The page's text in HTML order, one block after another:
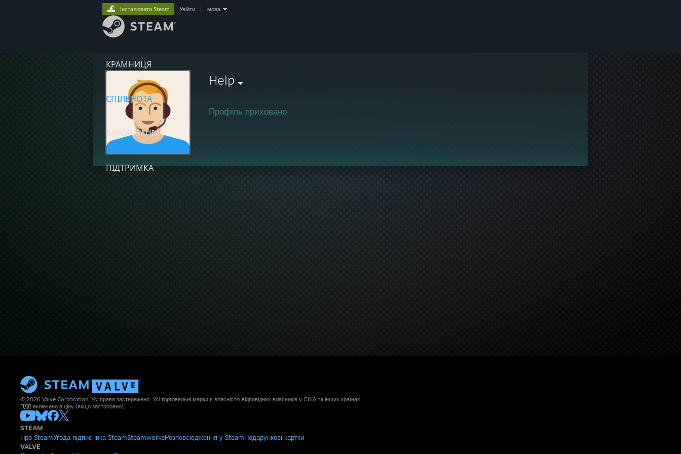
КРАМНИЦЯ
СПІЛЬНОТА
ІНФОРМАЦІЯ
ПІДТРИМКА
Інсталювати Steam Увійти мова
Help
Профіль приховано
© 2026 Valve Corporation. Усі права застережено. Усі торговельні марки є власністю відповідних власників у США та інших країнах.
ПДВ включено в ціну (якщо застосовно).
STEAM
Про SteamУгода підписника SteamSteamworksРозповсюдження у SteamПодарункові картки
VALVE